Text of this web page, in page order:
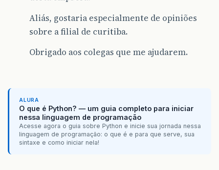
Aliás, gostaria especialmente de opiniões
sobre a filial de curitiba.
Obrigado aos colegas que me ajudarem.
ALURA
O que é Python? — um guia completo para iniciar
nessa linguagem de programação
Acesse agora o guia sobre Python e inicie sua jornada nessa
linguagem de programação: o que é e para que serve, sua
sintaxe e como iniciar nela!